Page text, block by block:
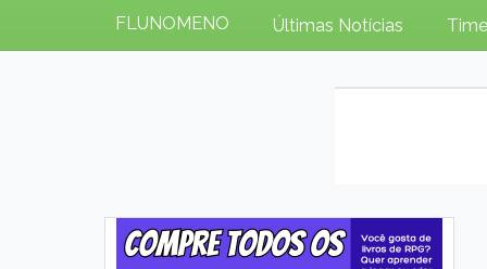
FLUNOMENO Últimas Notícias